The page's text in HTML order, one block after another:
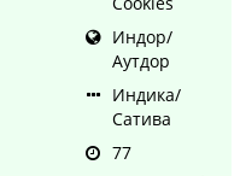
Индор/
Аутдор
Индика/
Сатива
77